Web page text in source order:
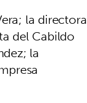
la directora
del Cabildo
la